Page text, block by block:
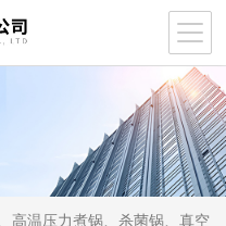
高温压力煮锅、杀菌锅、真空